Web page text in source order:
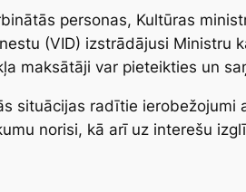
personas, Kultūras
(VID) izstrādājusi Ministru
maksātāji var pieteikties un
situācijas radītie
norisi, kā arī uz interešu